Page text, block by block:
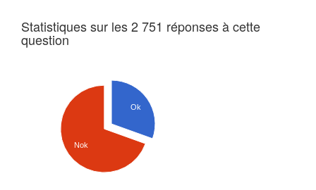
Statistiques sur les 2 751 réponses à cette
question
Ok
Nok